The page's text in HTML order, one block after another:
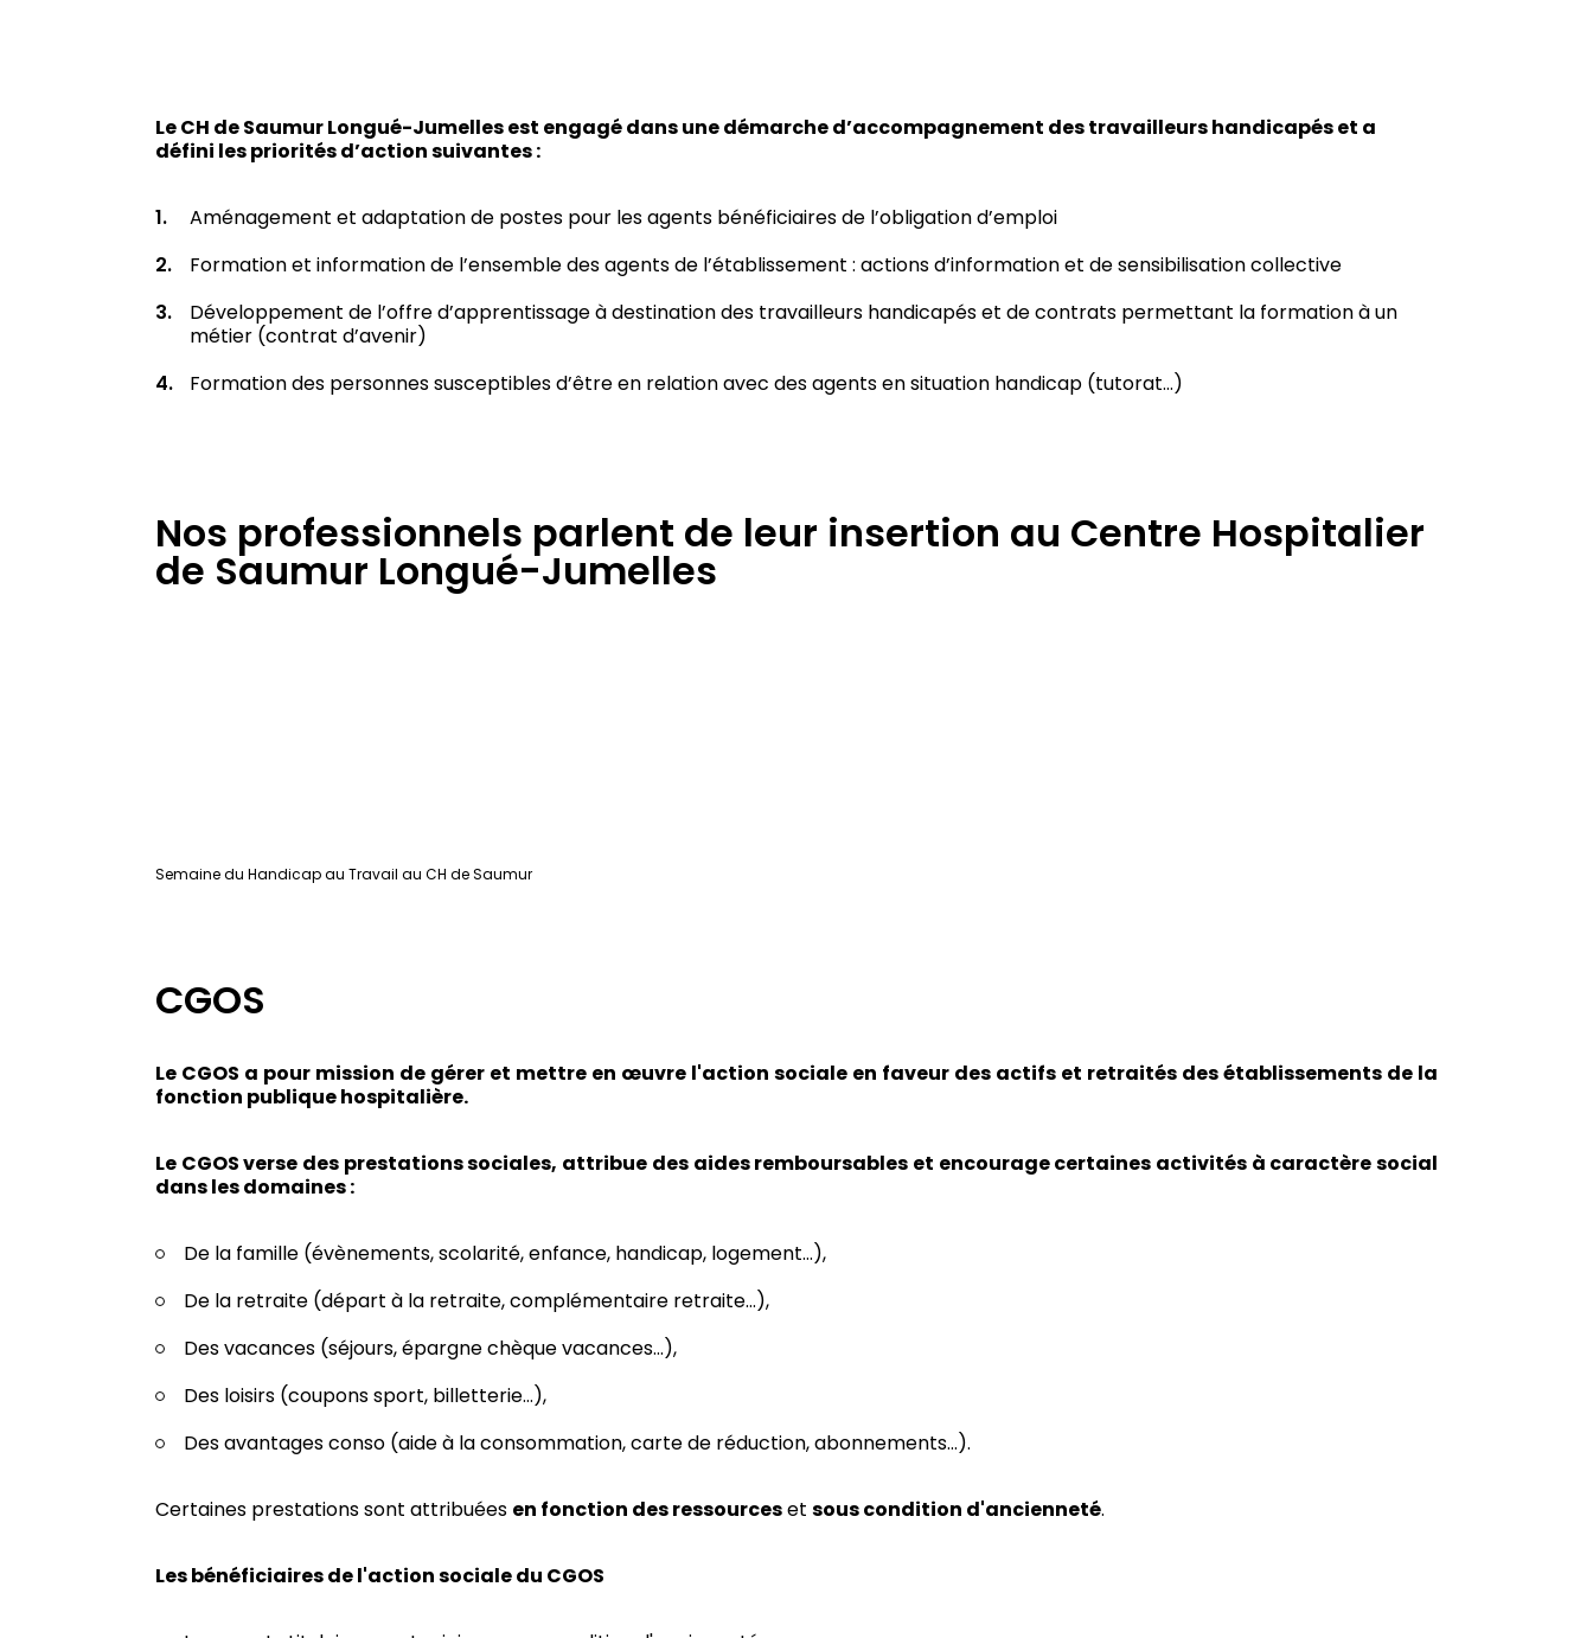
Le CH de Saumur Longué-Jumelles est engagé dans une démarche d’accompagnement des travailleurs handicapés et a
défini les priorités d’action suivantes :
Aménagement et adaptation de postes pour les agents bénéficiaires de l’obligation d’emploi
Formation et information de l’ensemble des agents de l’établissement : actions d’information et de sensibilisation collective
Développement de l’offre d’apprentissage à destination des travailleurs handicapés et de contrats permettant la formation à un
métier (contrat d’avenir)
Formation des personnes susceptibles d’être en relation avec des agents en situation handicap (tutorat…)
Nos professionnels parlent de leur insertion au Centre Hospitalier
de Saumur Longué-Jumelles
Semaine du Handicap au Travail au CH de Saumur
CGOS
Le CGOS a pour mission de gérer et mettre en œuvre l'action sociale en faveur des actifs et retraités des établissements de la
fonction publique hospitalière.
Le CGOS verse des prestations sociales, attribue des aides remboursables et encourage certaines activités à caractère social
dans les domaines :
De la famille (évènements, scolarité, enfance, handicap, logement…),
De la retraite (départ à la retraite, complémentaire retraite…),
Des vacances (séjours, épargne chèque vacances…),
Des loisirs (coupons sport, billetterie…),
Des avantages conso (aide à la consommation, carte de réduction, abonnements…).
Certaines prestations sont attribuées en fonction des ressourceset sous condition d'ancienneté.
Les bénéficiaires de l'action sociale du CGOS